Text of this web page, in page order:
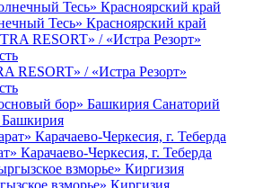
Тесь» Красноярский край
RESORT» / «Истра Резорт»
Санаторий
Карачаево-Черкесия, г. Теберда